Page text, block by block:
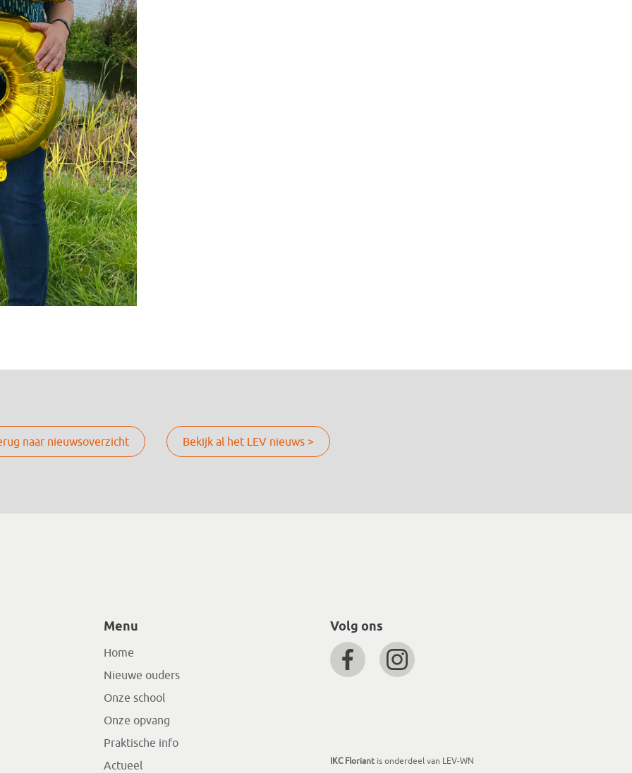
naar nieuwsoverzicht Bekijk al het LEV nieuws >
Menu
Home
Nieuwe ouders
Onze school
Onze opvang
Praktische info
Actueel
Volg ons
IKC Floriant is onderdeel van LEV-WN